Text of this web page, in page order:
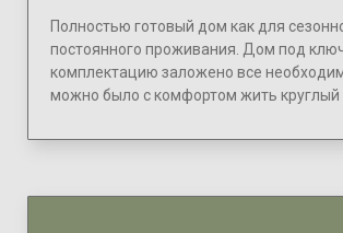
Полностью готовый дом как для
постоянного проживания. Дом под
комплектацию заложено все
можно было с комфортом жить круглый